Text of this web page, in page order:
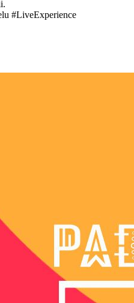
#LiveExperience